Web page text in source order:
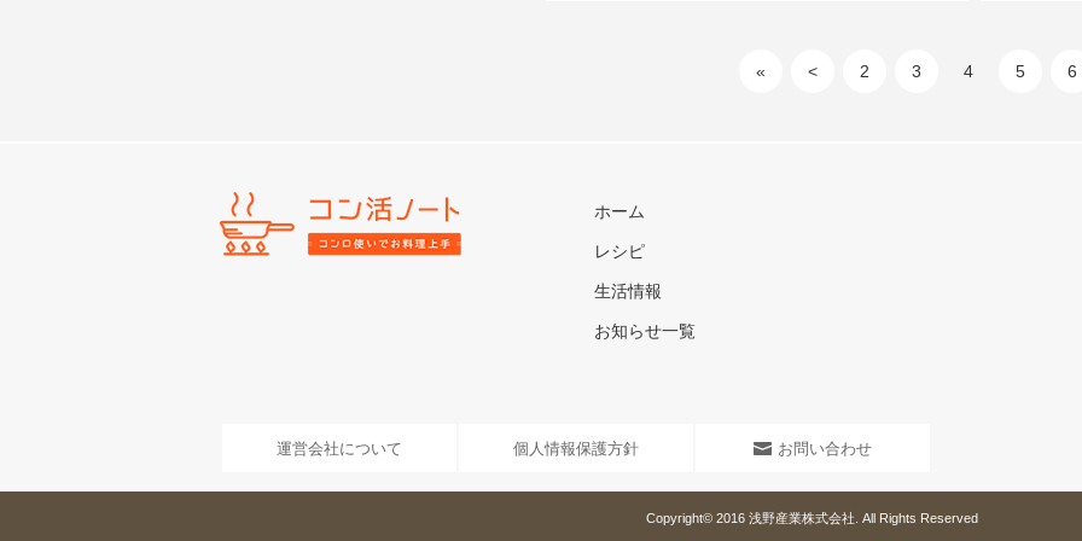
« < 2 3 4 5 6
ホーム
レシピ
生活情報
お知らせ一覧
運営会社について 個人情報保護方針 お問い合わせ
Copyright© 2016 浅野産業株式会社 . All Rights Reserved